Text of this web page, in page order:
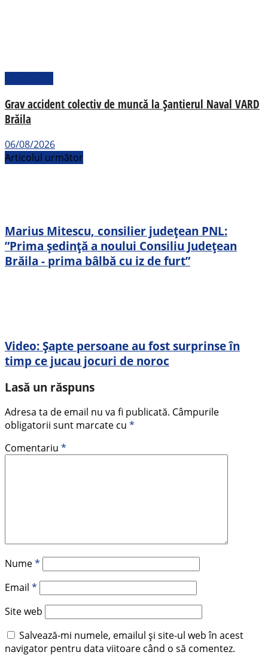
Grav accident colectiv de muncă la Șantierul Naval VARD
Brăila
06/08/2026
Articolul următor
Marius Mitescu, consilier județean PNL:
”Prima ședință a noului Consiliu Județean
Brăila - prima bâlbă cu iz de furt”
Video: Șapte persoane au fost surprinse în
timp ce jucau jocuri de noroc
Lasă un răspuns
Adresa ta de email nu va fi publicată. Câmpurile
obligatorii sunt marcate cu *
Comentariu *
Nume*
Email *
Site web
Salvează-mi numele, emailul și site-ul web în acest
navigator pentru data viitoare când o să comentez.